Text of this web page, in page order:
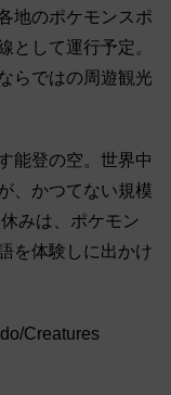
地のポケモンスポ
として運行予定。
らではの周遊観光
能登の空。世界中
、かつてない規模
みは、ポケモン
を体験しに出かけ
Creatures